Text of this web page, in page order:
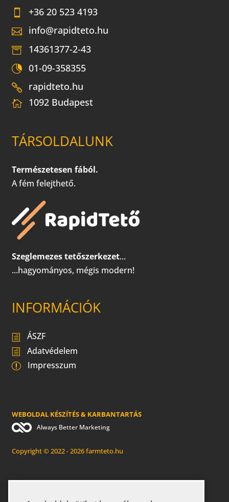
+36 20 523 4193
info@rapidteto.hu
14361377-2-43
01-09-358355
rapidteto.hu
1092 Budapest
TÁRSOLDALUNK
Természetesen fából.
A fém felejthető.
Szeglemezes tetőszerkezet...
...hagyományos, mégis modern!
INFORMÁCIÓK
ÁSZF
Adatvédelem
Impresszum
WEBOLDAL KÉSZÍTÉS & KARBANTARTÁS
Always Better Marketing
Copyright © 2022 - 2026 farmteto.hu